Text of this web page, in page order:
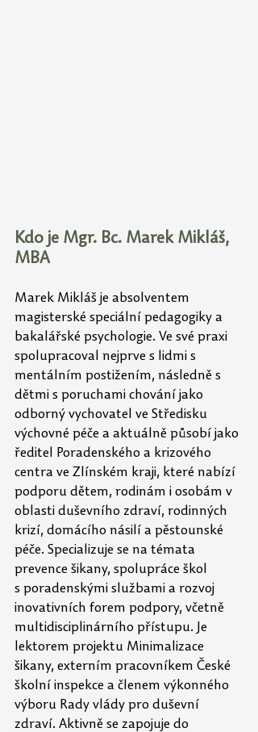
Kdo je Mgr. Bc. Marek Mikláš,
MBA
Marek Mikláš je absolventem
magisterské speciální pedagogiky a
bakalářské psychologie. Ve své praxi
spolupracoval nejprve s lidmi s
mentálním postižením, následně s
dětmi s poruchami chování jako
odborný vychovatel ve Středisku
výchovné péče a aktuálně působí jako
ředitel Poradenského a krizového
centra ve Zlínském kraji, které nabízí
podporu dětem, rodinám i osobám v
oblasti duševního zdraví, rodinných
krizí, domácího násilí a pěstounské
péče. Specializuje se na témata
prevence šikany, spolupráce škol
s poradenskými službami a rozvoj
inovativních forem podpory, včetně
multidisciplinárního přístupu. Je
lektorem projektu Minimalizace
šikany, externím pracovníkem České
školní inspekce a členem výkonného
výboru Rady vlády pro duševní
zdraví. Aktivně se zapojuje do